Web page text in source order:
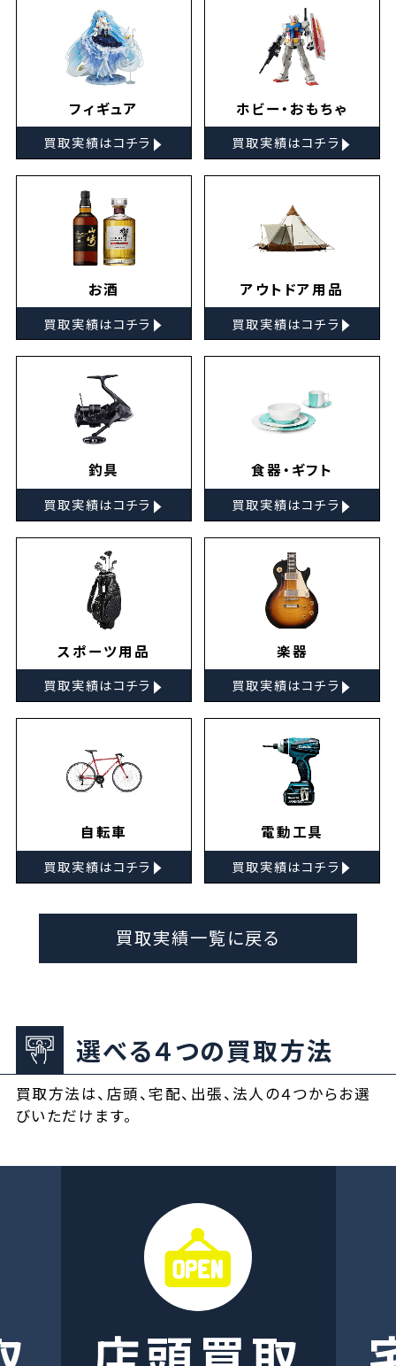
フィギュア
買取実績はコチラ ▸
ホビー・おもちゃ
買取実績はコチラ ▸
お酒
買取実績はコチラ ▸
アウトドア用品
買取実績はコチラ ▸
釣具
買取実績はコチラ ▸
食器・ギフト
買取実績はコチラ ▸
スポーツ用品
買取実績はコチラ ▸
楽器
買取実績はコチラ ▸
自転車
買取実績はコチラ ▸
電動工具
買取実績はコチラ ▸
買取実績一覧に戻る
選べる４つの買取方法
買取方法は、店頭、宅配、出張、法人の４つからお選
びいただけます。